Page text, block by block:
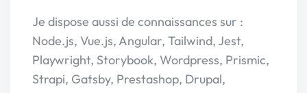
Je dispose aussi de connaissances sur :
Node.js, Vue.js, Angular, Tailwind, Jest,
Playwright, Storybook, Wordpress, Prismic,
Strapi, Gatsby, Prestashop, Drupal,